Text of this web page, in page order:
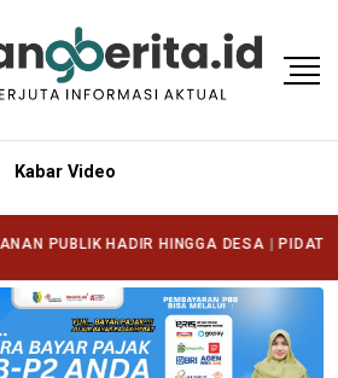
Kabar Video
HADIR HINGGA DESA|PIDATO